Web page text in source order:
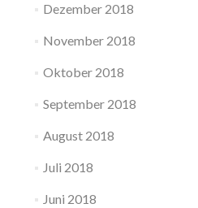
Dezember 2018
November 2018
Oktober 2018
September 2018
August 2018
Juli 2018
Juni 2018